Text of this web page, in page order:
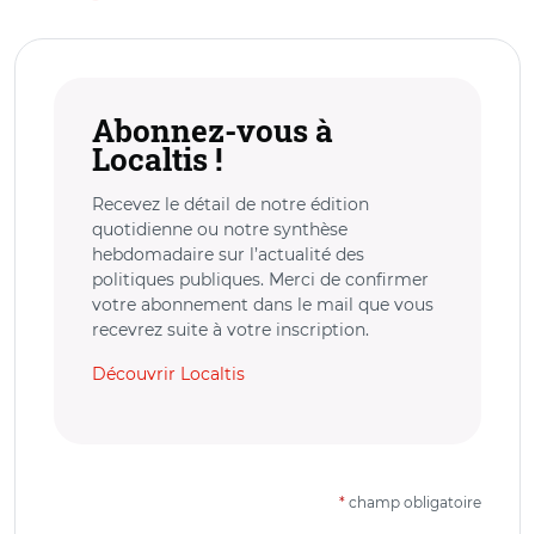
Abonnez-vous à
Localtis !
Recevez le détail de notre édition
quotidienne ou notre synthèse
hebdomadaire sur l’actualité des
politiques publiques. Merci de confirmer
votre abonnement dans le mail que vous
recevrez suite à votre inscription.
Découvrir Localtis
* champ obligatoire